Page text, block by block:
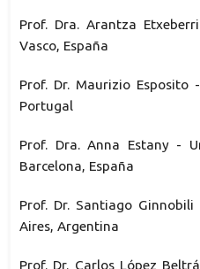
Prof. Dra. Arantza
Vasco, España
Prof. Dr. Maurizio Esposito
Portugal
Prof. Dra. Anna Estany -
Barcelona, España
Prof. Dr. Santiago
Aires, Argentina
Prof. Dr. Carlos López